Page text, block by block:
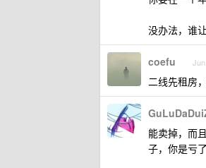
没办法，谁
coefu
二线先租房
能卖掉，而
子，你是亏